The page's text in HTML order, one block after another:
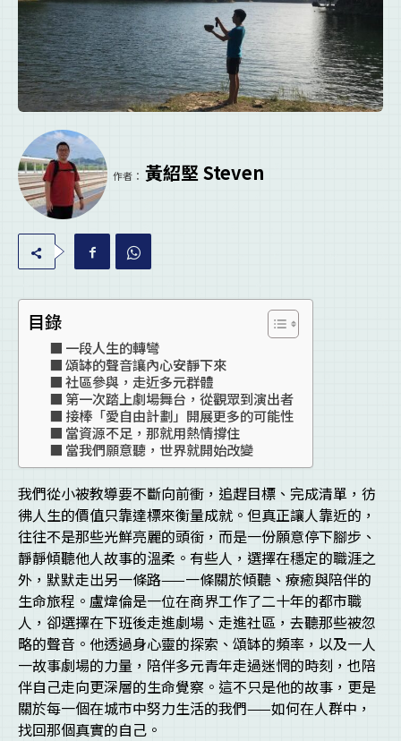
作者： 黃紹堅 Steven
目錄
一段人生的轉彎
頌缽的聲音讓內心安靜下來
社區參與，走近多元群體
第一次踏上劇場舞台，從觀眾到演出者
接棒「愛自由計劃」開展更多的可能性
當資源不足，那就用熱情撐住
當我們願意聽，世界就開始改變
我們從小被教導要不斷向前衝，追趕目標、完成清單，彷
彿人生的價值只靠達標來衡量成就。但真正讓人靠近的，
往往不是那些光鮮亮麗的頭銜，而是一份願意停下腳步、
靜靜傾聽他人故事的溫柔。有些人，選擇在穩定的職涯之
外，默默走出另一條路——一條關於傾聽、療癒與陪伴的
生命旅程。盧煒倫是一位在商界工作了二十年的都市職
人，卻選擇在下班後走進劇場、走進社區，去聽那些被忽
略的聲音。他透過身心靈的探索、頌缽的頻率，以及一人
一故事劇場的力量，陪伴多元青年走過迷惘的時刻，也陪
伴自己走向更深層的生命覺察。這不只是他的故事，更是
關於每一個在城市中努力生活的我們——如何在人群中，
找回那個真實的自己。